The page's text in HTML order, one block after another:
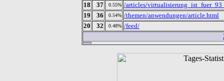
18
37 0.55% /articles/
19
36 0.54% /themen/anwendungen/article.html
20
32 0.48% /feed/